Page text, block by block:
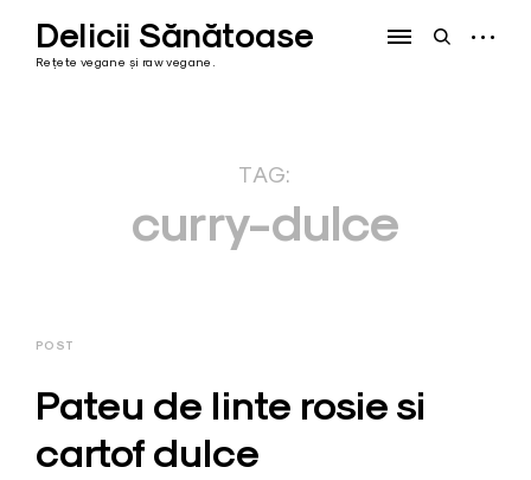
contentDelicii Sănătoase
Rețete vegane și raw vegane.
openopen
TAG:
curry-dulce
POST
Pateu de linte rosie si
cartof dulce